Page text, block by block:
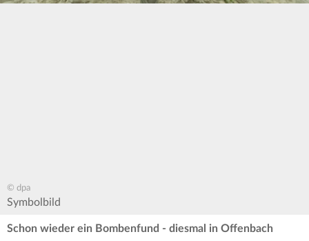
© dpa
Symbolbild
Schon wieder ein Bombenfund - diesmal in Offenbach